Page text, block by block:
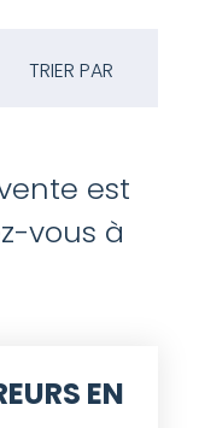
TRIER PAR
est
vous à
EN